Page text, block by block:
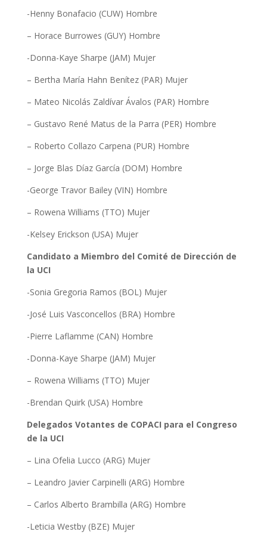
-Henny Bonafacio (CUW) Hombre
– Horace Burrowes (GUY) Hombre
-Donna-Kaye Sharpe (JAM) Mujer
– Bertha María Hahn Benítez (PAR) Mujer
– Mateo Nicolás Zaldívar Ávalos (PAR) Hombre
– Gustavo René Matus de la Parra (PER) Hombre
– Roberto Collazo Carpena (PUR) Hombre
– Jorge Blas Díaz García (DOM) Hombre
-George Travor Bailey (VIN) Hombre
– Rowena Williams (TTO) Mujer
-Kelsey Erickson (USA) Mujer
Candidato a Miembro del Comité de Dirección de
la UCI
-Sonia Gregoria Ramos (BOL) Mujer
-José Luis Vasconcellos (BRA) Hombre
-Pierre Laflamme (CAN) Hombre
-Donna-Kaye Sharpe (JAM) Mujer
– Rowena Williams (TTO) Mujer
-Brendan Quirk (USA) Hombre
Delegados Votantes de COPACI para el Congreso
de la UCI
– Lina Ofelia Lucco (ARG) Mujer
– Leandro Javier Carpinelli (ARG) Hombre
– Carlos Alberto Brambilla (ARG) Hombre
-Leticia Westby (BZE) Mujer